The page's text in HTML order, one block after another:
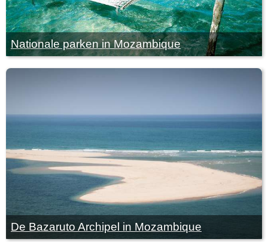
Nationale parken in Mozambique
De Bazaruto Archipel in Mozambique